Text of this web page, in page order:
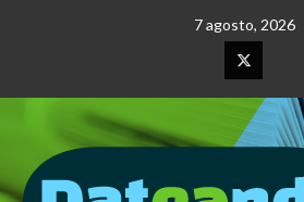
7 agosto, 2026
Elemento
del
menú